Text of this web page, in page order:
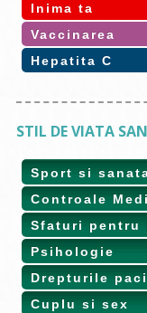
Inima ta
Vaccinarea
Hepatita C
STIL DE VIATA
Sport si
Controale
Sfaturi pentru
Psihologie
Drepturile
Cuplu si sex